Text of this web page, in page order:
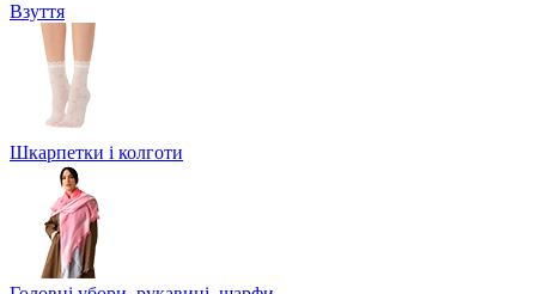
Взуття
Шкарпетки і колготи